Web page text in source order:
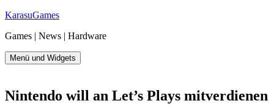
Zum
springen
KarasuGames
Games | News | Hardware
Menü und Widgets
Nintendo will an Let’s Plays mitverdienen